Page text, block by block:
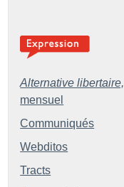
Alternative libertaire,
mensuel
Communiqués
Webditos
Tracts